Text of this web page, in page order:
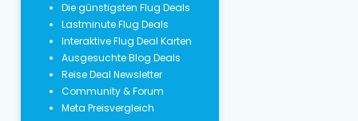
Die günstigsten Flug Deals
Lastminute Flug Deals
Interaktive Flug Deal Karten
Ausgesuchte Blog Deals
Reise Deal Newsletter
Community & Forum
Meta Preisvergleich